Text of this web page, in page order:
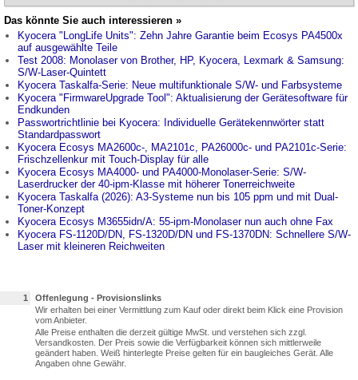
Das könnte Sie auch interessieren »
Kyocera "LongLife Units": Zehn Jahre Garantie beim Ecosys PA4500x
auf ausgewählte Teile
Test 2008: Monolaser von Brother, HP, Kyocera, Lexmark & Samsung:
S/W-Laser-Quintett
Kyocera Taskalfa-Serie: Neue multifunktionale S/W- und Farbsysteme
Kyocera "FirmwareUpgrade Tool": Aktualisierung der Gerätesoftware für
Endkunden
Passwortrichtlinie bei Kyocera: Individuelle Gerätekennwörter statt
Standardpasswort
Kyocera Ecosys MA2600c-, MA2101c, PA26000c- und PA2101c-Serie:
Frischzellenkur mit Touch-Display für alle
Kyocera Ecosys MA4000- und PA4000-Monolaser-Serie: S/W-
Laserdrucker der 40-ipm-Klasse mit höherer Tonerreichweite
Kyocera Taskalfa (2026): A3-Systeme nun bis 105 ppm und mit Dual-
Toner-Konzept
Kyocera Ecosys M3655idn/A: 55-ipm-Monolaser nun auch ohne Fax
Kyocera FS-1120D/DN, FS-1320D/DN und FS-1370DN: Schnellere S/W-
Laser mit kleineren Reichweiten
1
Offenlegung - Provisionslinks
Wir erhalten bei einer Vermittlung zum Kauf oder direkt beim Klick eine Provision
vom Anbieter.
Alle Preise enthalten die derzeit gültige MwSt. und verstehen sich zzgl.
Versandkosten. Der Preis sowie die Verfügbarkeit können sich mittlerweile
geändert haben. Weiß hinterlegte Preise gelten für ein baugleiches Gerät. Alle
Angaben ohne Gewähr.